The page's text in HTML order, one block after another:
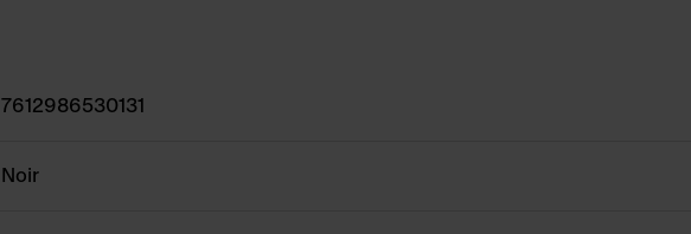
7612986530131
Noir